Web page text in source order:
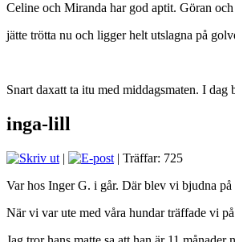
Celine och Miranda har god aptit. Göran
jätte trötta nu och ligger helt utslagna på
Snart daxatt ta itu med middagsmaten. I
inga-lill
|
| Träffar: 725
Var hos Inger G. i går. Där blev vi bjudna
När vi var ute med våra hundar träffade vi